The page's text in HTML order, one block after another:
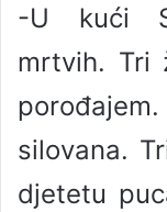
-U kući
mrtvih. Tri
silovana.
djetetu